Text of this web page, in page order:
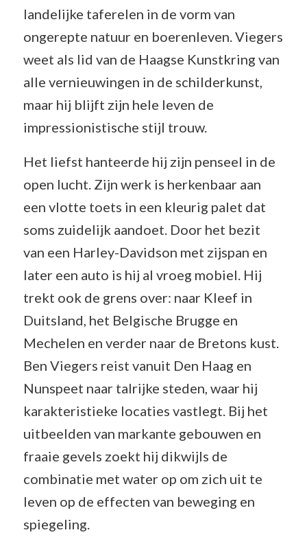
landelijke taferelen in de vorm van
ongerepte natuur en boerenleven. Viegers
weet als lid van de Haagse Kunstkring van
alle vernieuwingen in de schilderkunst,
maar hij blijft zijn hele leven de
impressionistische stijl trouw.
Het liefst hanteerde hij zijn penseel in de
open lucht. Zijn werk is herkenbaar aan
een vlotte toets in een kleurig palet dat
soms zuidelijk aandoet. Door het bezit
van een Harley-Davidson met zijspan en
later een auto is hij al vroeg mobiel. Hij
trekt ook de grens over: naar Kleef in
Duitsland, het Belgische Brugge en
Mechelen en verder naar de Bretons kust.
Ben Viegers reist vanuit Den Haag en
Nunspeet naar talrijke steden, waar hij
karakteristieke locaties vastlegt. Bij het
uitbeelden van markante gebouwen en
fraaie gevels zoekt hij dikwijls de
combinatie met water op om zich uit te
leven op de effecten van beweging en
spiegeling.